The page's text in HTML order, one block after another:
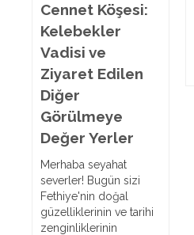
Cennet Köşesi:
Kelebekler
Vadisi ve
Ziyaret Edilen
Diğer
Görülmeye
Değer Yerler
Merhaba seyahat
severler! Bugün sizi
Fethiye'nin doğal
güzelliklerinin ve tarihi
zenginliklerinin